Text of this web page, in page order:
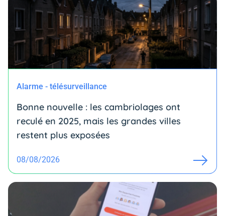
Alarme - télésurveillance
Bonne nouvelle : les cambriolages ont
reculé en 2025, mais les grandes villes
restent plus exposées
08/08/2026